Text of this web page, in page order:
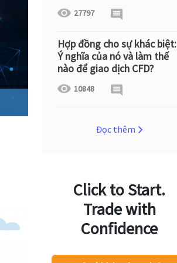
27797
Hợp đồng cho sự khác biệt:
Ý nghĩa của nó và làm thế
nào để giao dịch CFD?
10848
Đọc thêm
Click to Start.
Trade with
Confidence